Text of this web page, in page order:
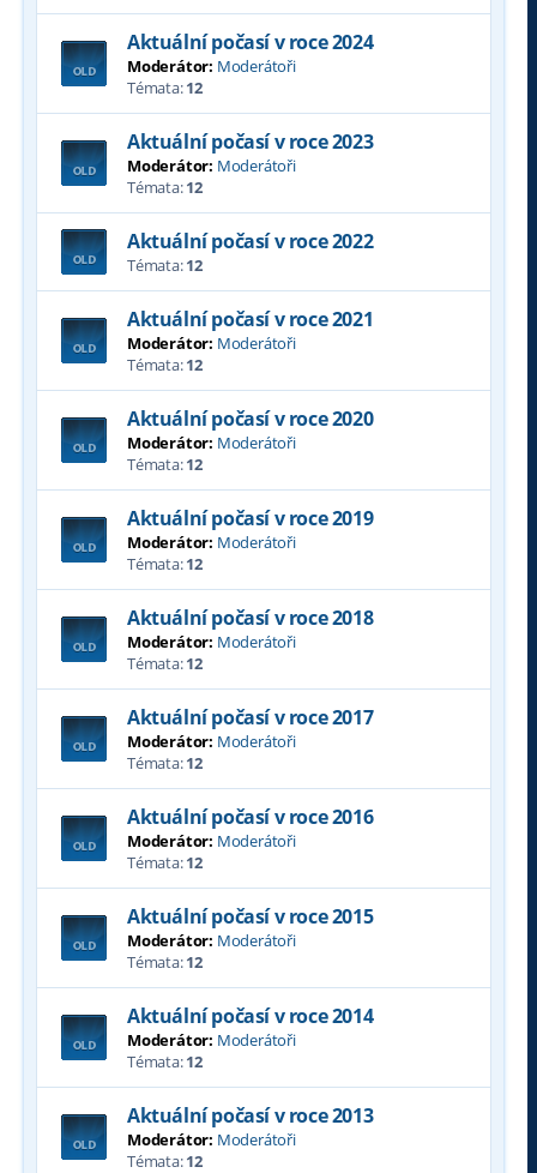
Aktuální počasí v roce 2024
Moderátor: Moderátoři
Témata:12
Aktuální počasí v roce 2023
Moderátor: Moderátoři
Témata:12
Aktuální počasí v roce 2022
Témata:12
Aktuální počasí v roce 2021
Moderátor: Moderátoři
Témata:12
Aktuální počasí v roce 2020
Moderátor: Moderátoři
Témata:12
Aktuální počasí v roce 2019
Moderátor: Moderátoři
Témata:12
Aktuální počasí v roce 2018
Moderátor: Moderátoři
Témata:12
Aktuální počasí v roce 2017
Moderátor: Moderátoři
Témata:12
Aktuální počasí v roce 2016
Moderátor: Moderátoři
Témata:12
Aktuální počasí v roce 2015
Moderátor: Moderátoři
Témata:12
Aktuální počasí v roce 2014
Moderátor: Moderátoři
Témata:12
Aktuální počasí v roce 2013
Moderátor: Moderátoři
Témata:12